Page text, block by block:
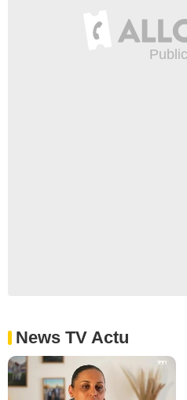
News TV Actu